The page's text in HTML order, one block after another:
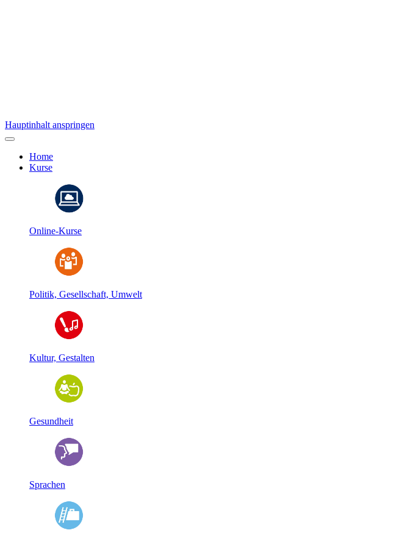
Hauptinhalt anspringen
Home
Kurse
Online-Kurse
Politik, Gesellschaft, Umwelt
Kultur, Gestalten
Gesundheit
Sprachen